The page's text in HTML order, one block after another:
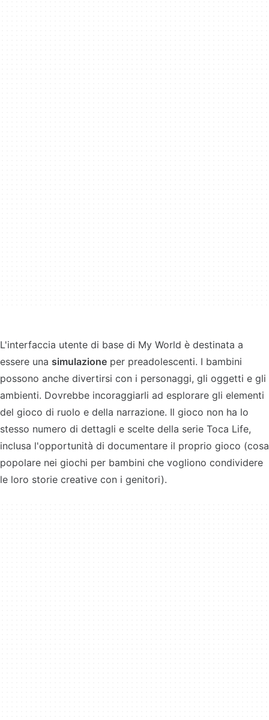
L'interfaccia utente di base di My World è destinata a
essere una simulazione per preadolescenti. I bambini
possono anche divertirsi con i personaggi, gli oggetti e gli
ambienti. Dovrebbe incoraggiarli ad esplorare gli elementi
del gioco di ruolo e della narrazione. Il gioco non ha lo
stesso numero di dettagli e scelte della serie Toca Life,
inclusa l'opportunità di documentare il proprio gioco (cosa
popolare nei giochi per bambini che vogliono condividere
le loro storie creative con i genitori).